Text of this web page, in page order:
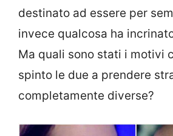
destinato ad essere per
invece qualcosa ha
Ma quali sono stati i motivi
spinto le due a prendere
completamente diverse?